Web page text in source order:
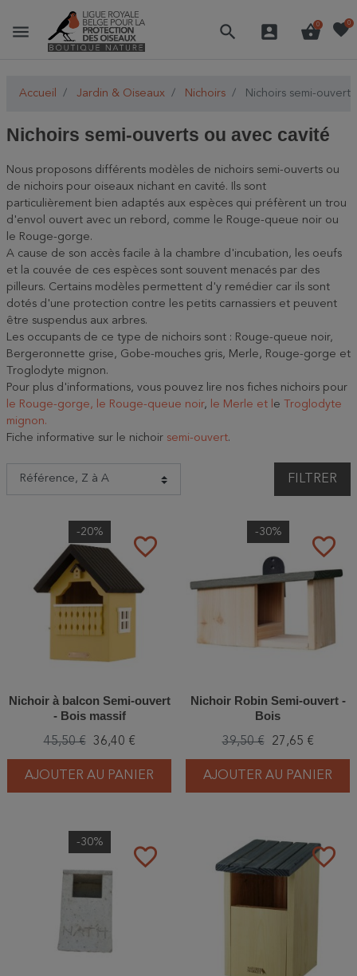
menu search account_box shopping_basket
0 favorite0
Accueil Jardin & Oiseaux Nichoirs Nichoirs semi-
Nichoirs semi-ouverts ou avec cavité
Nous proposons différents modèles de nichoirs semi-ouverts ou
de nichoirs pour oiseaux nichant en cavité. Ils sont
particulièrement bien adaptés aux espèces qui préfèrent un trou
d'envol ouvert avec un rebord, comme le Rouge-queue noir ou
le Rouge-gorge.
A cause de son accès facile à la chambre d'incubation, les oeufs
et la couvée de ces espèces sont souvent menacés par des
pilleurs. Certains modèles permettent d'y remédier car ils sont
dotés d'une protection contre les petits carnassiers et peuvent
être suspendus aux arbres.
Les occupants de ce type de nichoirs sont : Rouge-queue noir,
Bergeronnette grise, Gobe-mouches gris, Merle, Rouge-gorge et
Troglodyte mignon.
Pour plus d'informations, vous pouvez lire nos fiches nichoirs pour
le Rouge-gorge, le Rouge-queue noir, le Merle et l e
Troglodyte
mignon.
Fiche informative sur le nichoir semi-ouvert.
FILTRER
favorite_border
-20%
Nichoir à balcon Semi-ouvert
- Bois massif
45,50 € 36,40 €
AJOUTER AU PANIER
favorite_border
-30%
Nichoir Robin Semi-ouvert -
Bois
39,50 € 27,65 €
AJOUTER AU PANIER
favorite_border
-30%
favorite_border